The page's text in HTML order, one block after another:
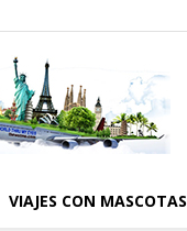
VIAJES CON MASCOTAS